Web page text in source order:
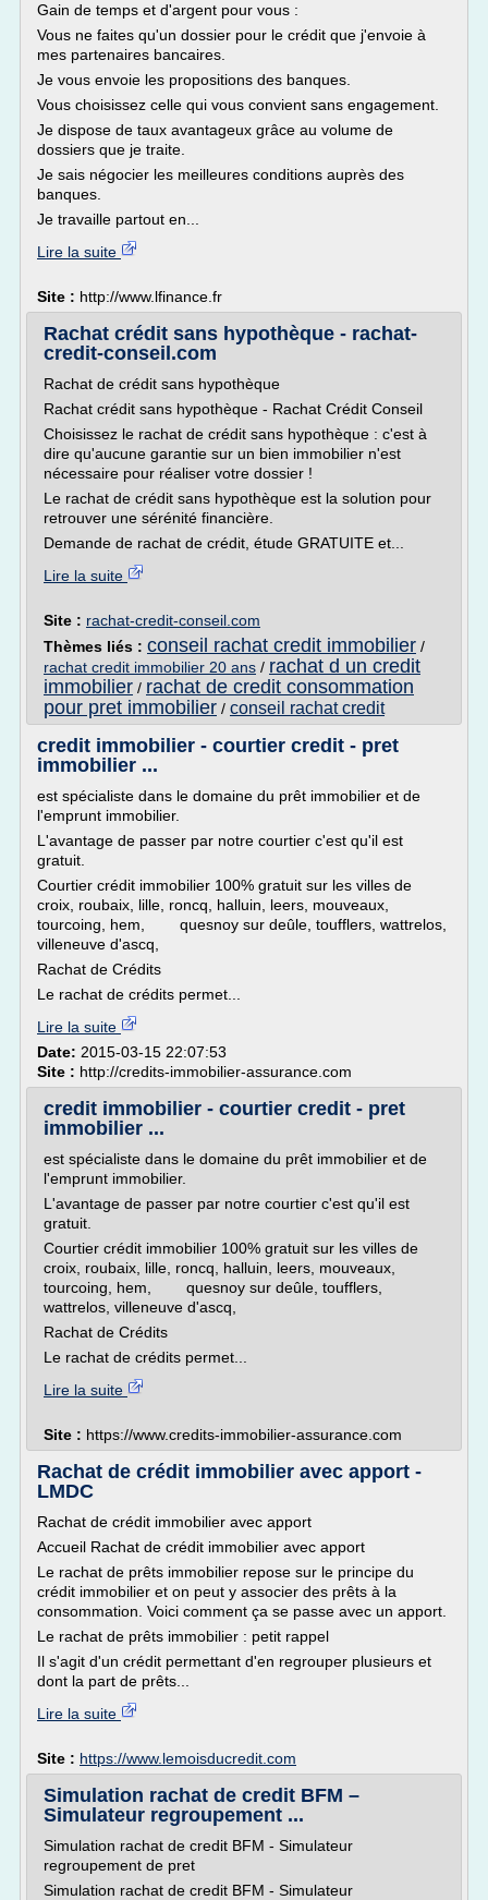
Gain de temps et d'argent pour vous :
Vous ne faites qu'un dossier pour le crédit que j'envoie à
mes partenaires bancaires.
Je vous envoie les propositions des banques.
Vous choisissez celle qui vous convient sans engagement.
Je dispose de taux avantageux grâce au volume de
dossiers que je traite.
Je sais négocier les meilleures conditions auprès des
banques.
Je travaille partout en...
Lire la suite
Site : http://www.lfinance.fr
Rachat crédit sans hypothèque - rachat-
credit-conseil.com
Rachat de crédit sans hypothèque
Rachat crédit sans hypothèque - Rachat Crédit Conseil
Choisissez le rachat de crédit sans hypothèque : c'est à
dire qu'aucune garantie sur un bien immobilier n'est
nécessaire pour réaliser votre dossier !
Le rachat de crédit sans hypothèque est la solution pour
retrouver une sérénité financière.
Demande de rachat de crédit, étude GRATUITE et...
Lire la suite
Site : rachat-credit-conseil.com
Thèmes liés : conseil rachat credit immobilier /
rachat credit immobilier 20 ans / rachat d un credit
immobilier / rachat de credit consommation
pour pret immobilier / conseil rachat credit
credit immobilier - courtier credit - pret
immobilier ...
est spécialiste dans le domaine du prêt immobilier et de
l'emprunt immobilier.
L'avantage de passer par notre courtier c'est qu'il est
gratuit.
Courtier crédit immobilier 100% gratuit sur les villes de
croix, roubaix, lille, roncq, halluin, leers, mouveaux,
tourcoing, hem, quesnoy sur deûle, toufflers, wattrelos,
villeneuve d'ascq,
Rachat de Crédits
Le rachat de crédits permet...
Lire la suite
Date: 2015-03-15 22:07:53
Site : http://credits-immobilier-assurance.com
credit immobilier - courtier credit - pret
immobilier ...
est spécialiste dans le domaine du prêt immobilier et de
l'emprunt immobilier.
L'avantage de passer par notre courtier c'est qu'il est
gratuit.
Courtier crédit immobilier 100% gratuit sur les villes de
croix, roubaix, lille, roncq, halluin, leers, mouveaux,
tourcoing, hem, quesnoy sur deûle, toufflers,
wattrelos, villeneuve d'ascq,
Rachat de Crédits
Le rachat de crédits permet...
Lire la suite
Site : https://www.credits-immobilier-assurance.com
Rachat de crédit immobilier avec apport -
LMDC
Rachat de crédit immobilier avec apport
Accueil Rachat de crédit immobilier avec apport
Le rachat de prêts immobilier repose sur le principe du
crédit immobilier et on peut y associer des prêts à la
consommation. Voici comment ça se passe avec un apport.
Le rachat de prêts immobilier : petit rappel
Il s'agit d'un crédit permettant d'en regrouper plusieurs et
dont la part de prêts...
Lire la suite
Site : https://www.lemoisducredit.com
Simulation rachat de credit BFM –
Simulateur regroupement ...
Simulation rachat de credit BFM - Simulateur
regroupement de pret
Simulation rachat de credit BFM - Simulateur